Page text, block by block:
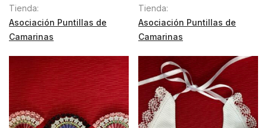
Tienda:
Asociación Puntillas de
Camarinas
Tienda:
Asociación Puntillas de
Camarinas